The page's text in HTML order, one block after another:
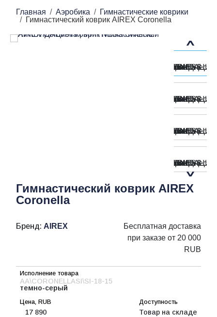
Главная Аэробика
Гимнастические коврики
Гимнастический коврик AIREX Coronella
Гимнастический коврик AIREX
Coronella
Бренд: AIREX
Бесплатная доставка
при заказе от 20 000
RUB
AA\CORONELLASI\SI-18-15
темно-серый
17 890 Товар на складе